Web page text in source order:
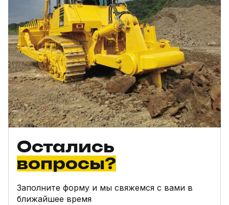
Остались
вопросы?
Заполните форму и мы свяжемся с вами в
ближайшее время